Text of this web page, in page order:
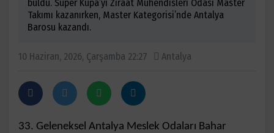
buldu. Süper Kupa’yı Ziraat Mühendisleri Odası Master
Takımı kazanırken, Master Kategorisi’nde Antalya
Barosu kazandı.
10 Haziran, 2026, Çarşamba 22:27 Antalya
33. Geleneksel Antalya Meslek Odaları Bahar